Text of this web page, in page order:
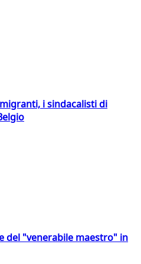
i sindacalisti di
del "venerabile maestro" in